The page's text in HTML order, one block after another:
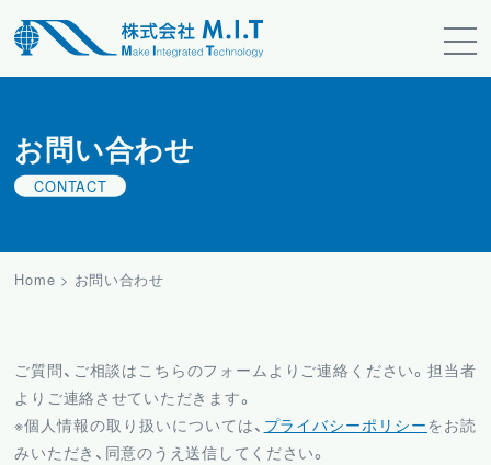
お問い合わせ
CONTACT
Home > お問い合わせ
ご質問、ご相談はこちらのフォームよりご連絡ください。担当者
よりご連絡させていただきます。
※個人情報の取り扱いについては、 プライバシーポリシーをお読
みいただき、同意のうえ送信してください。